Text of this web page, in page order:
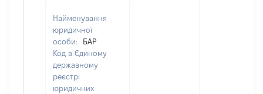
Найменування
юридичної
особи:
БАР
Код в Єдиному
державному
реєстрі
юридичних